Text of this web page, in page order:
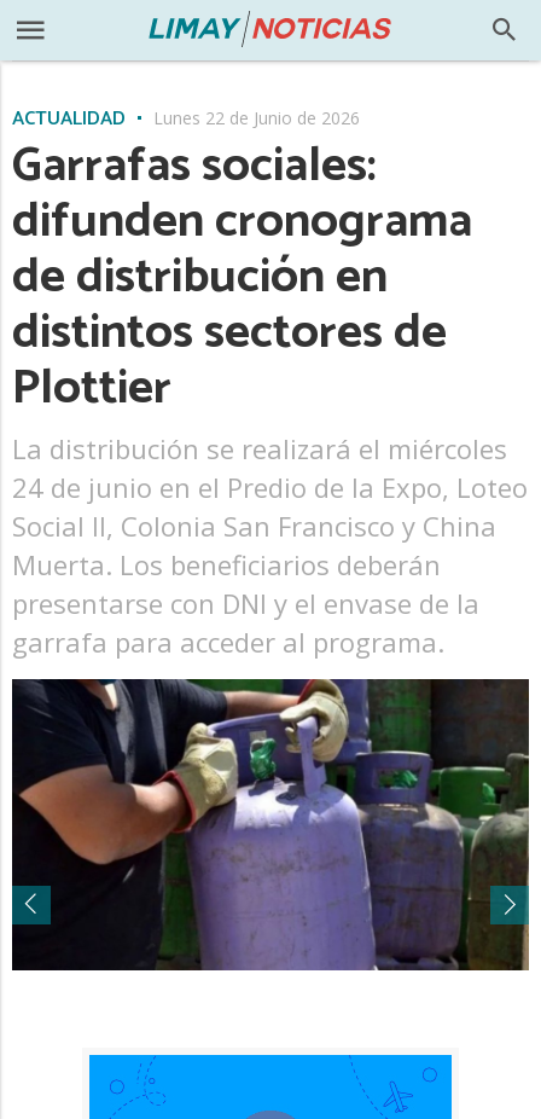
ACTUALIDAD Lunes 22 de Junio de 2026
Garrafas sociales:
difunden cronograma
de distribución en
distintos sectores de
Plottier
La distribución se realizará el miércoles
24 de junio en el Predio de la Expo, Loteo
Social II, Colonia San Francisco y China
Muerta. Los beneficiarios deberán
presentarse con DNI y el envase de la
garrafa para acceder al programa.